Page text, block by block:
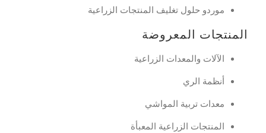
موردو حلول تغليف المنتجات الزراعية
المنتجات المعروضة
الآلات والمعدات الزراعية
أنظمة الري
معدات تربية المواشي
المنتجات الزراعية المعبأة